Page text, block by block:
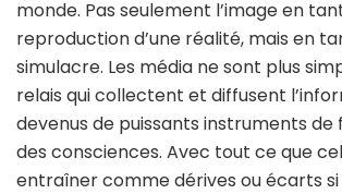
monde. Pas seulement l’image en
reproduction d’une réalité, mais en
simulacre. Les média ne sont plus
relais qui collectent et diffusent
devenus de puissants instruments
des consciences. Avec tout ce que
entraîner comme dérives ou écarts si